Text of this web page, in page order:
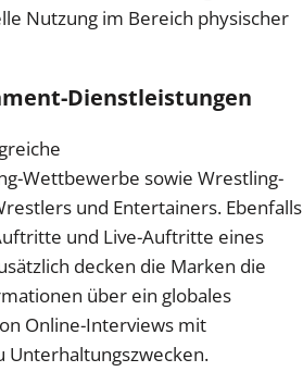
Nutzung im Bereich physischer
Dienstleistungen
Wettbewerbe sowie Wrestling-
und Entertainers. Ebenfalls
und Live-Auftritte eines
decken die Marken die
über ein globales
Online-Interviews mit